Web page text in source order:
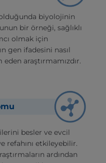
biyolojinin
bir örneği, sağlıklı
olmak için
gen ifadesini nasıl
araştırmamızdır.
besler ve evcil
refahını etkileyebilir.
ardından